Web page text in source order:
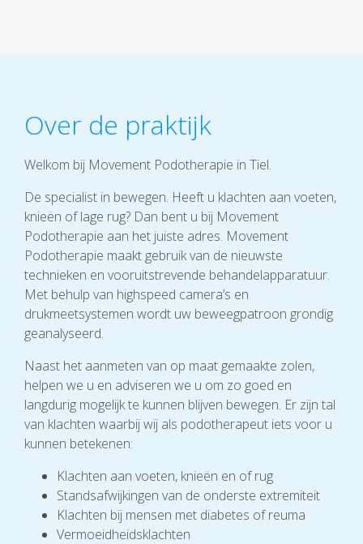
Over de praktijk
Welkom bij Movement Podotherapie in Tiel.
De specialist in bewegen. Heeft u klachten aan voeten,
knieën of lage rug? Dan bent u bij Movement
Podotherapie aan het juiste adres. Movement
Podotherapie maakt gebruik van de nieuwste
technieken en vooruitstrevende behandelapparatuur.
Met behulp van highspeed camera’s en
drukmeetsystemen wordt uw beweegpatroon grondig
geanalyseerd.
Naast het aanmeten van op maat gemaakte zolen,
helpen we u en adviseren we u om zo goed en
langdurig mogelijk te kunnen blijven bewegen. Er zijn tal
van klachten waarbij wij als podotherapeut iets voor u
kunnen betekenen:
Klachten aan voeten, knieën en of rug
Standsafwijkingen van de onderste extremiteit
Klachten bij mensen met diabetes of reuma
Vermoeidheidsklachten